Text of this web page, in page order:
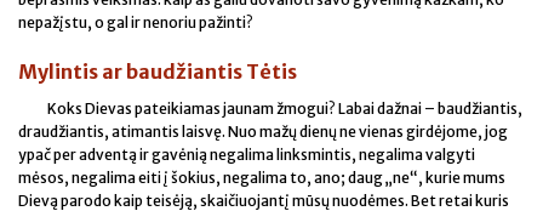
nepažįstu, o gal ir nenoriu pažinti?
Mylintis ar baudžiantis Tėtis
Koks Dievas pateikiamas jaunam žmogui? Labai dažnai – baudžiantis,
draudžiantis, atimantis laisvę. Nuo mažų dienų ne vienas girdėjome, jog
ypač per adventą ir gavėnią negalima linksmintis, negalima valgyti
mėsos, negalima eiti į šokius, negalima to, ano; daug „ne“, kurie mums
Dievą parodo kaip teisėją, skaičiuojantį mūsų nuodėmes. Bet retai kuris